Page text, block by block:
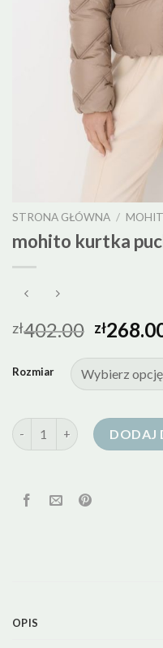
STRONA GŁÓWNA /
mohito kurtka
zł402.00 zł
Rozmiar
ilość mohito kurtka puchowa
DODAJ
OPIS